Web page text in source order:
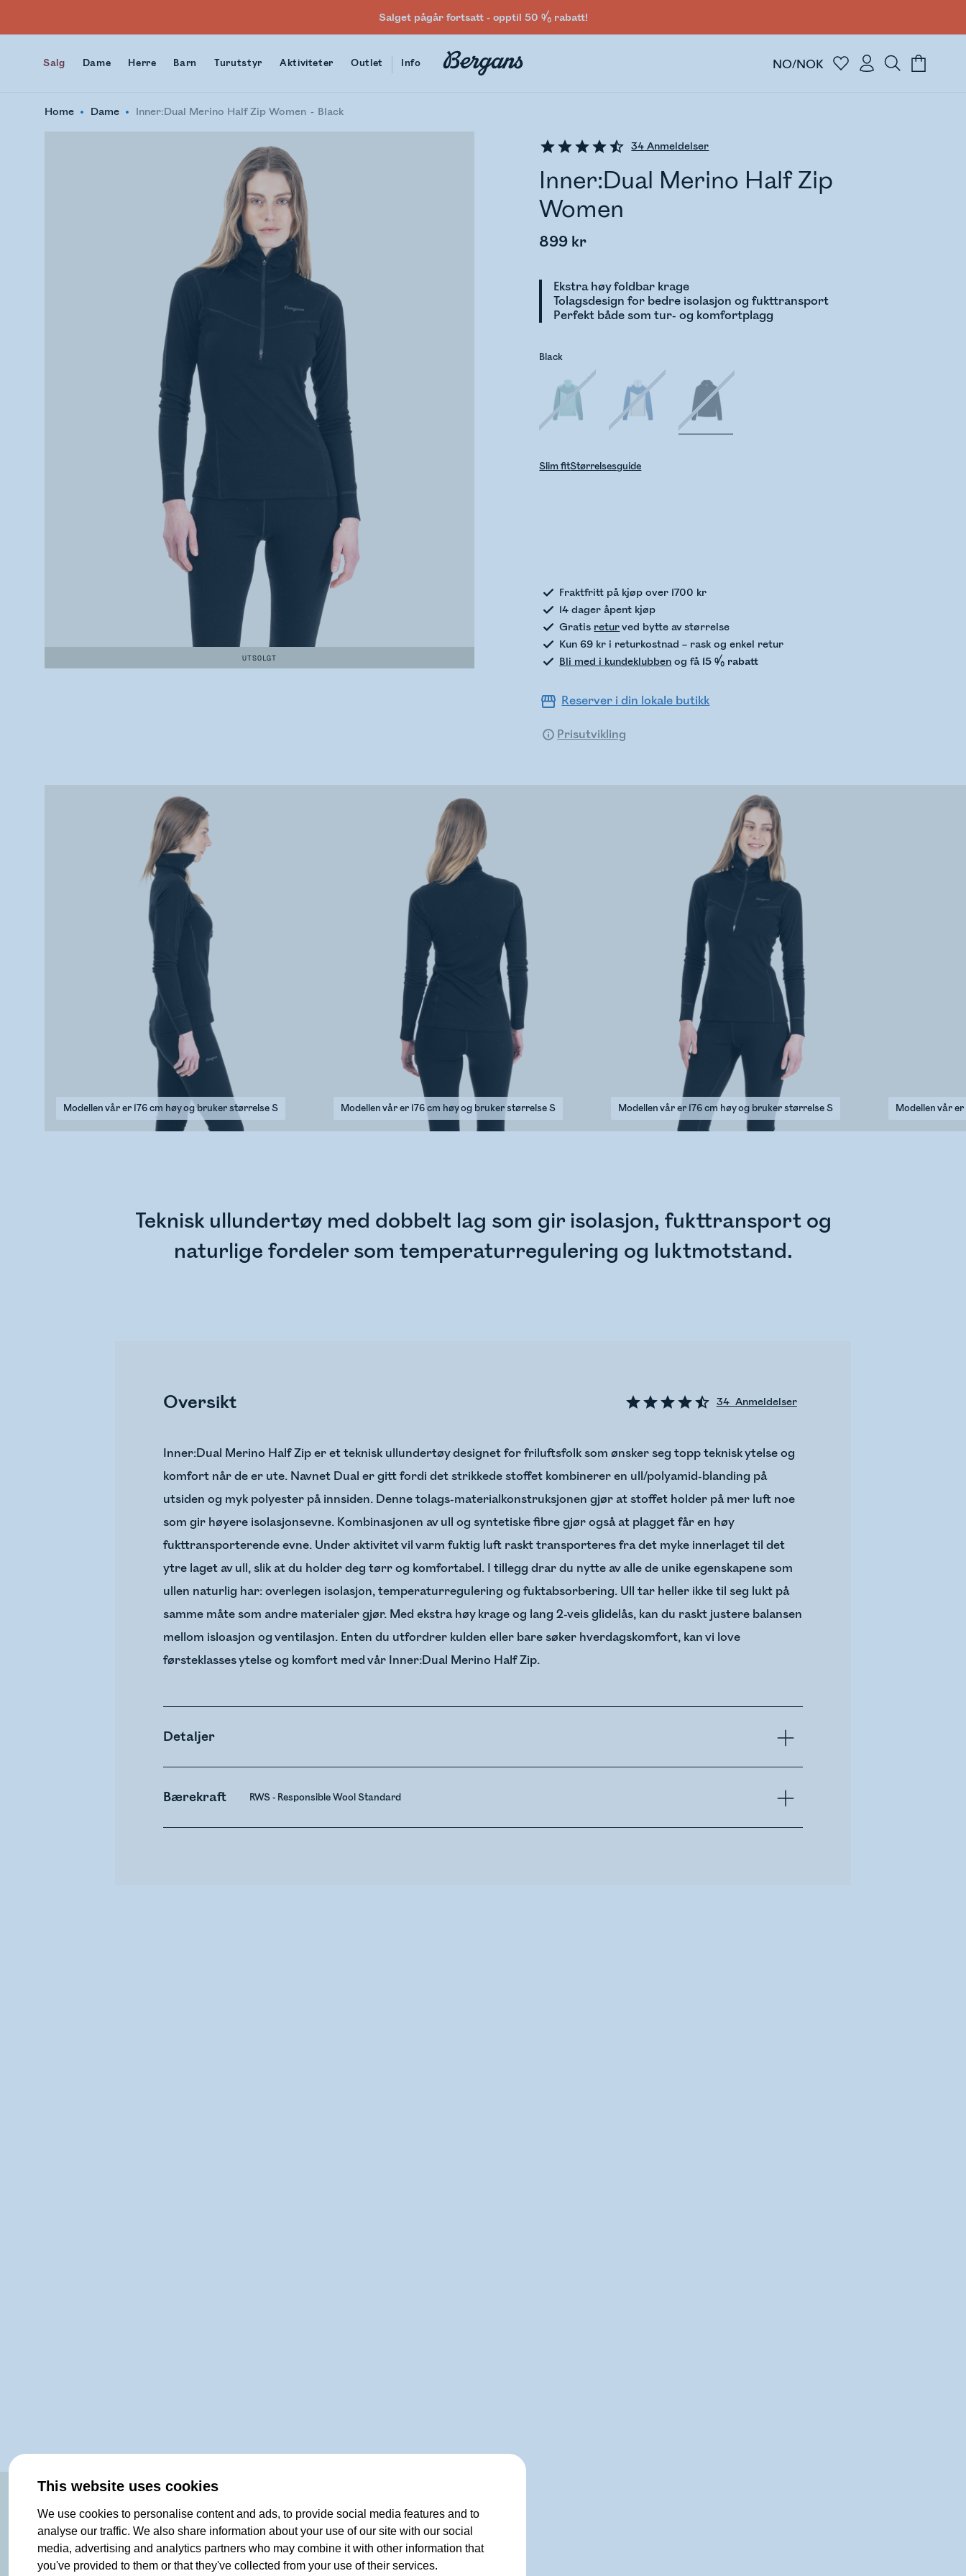
This website uses cookies
We use cookies to personalise content and ads, to provide social media features and to
analyse our traffic. We also share information about your use of our site with our social
media, advertising and analytics partners who may combine it with other information that
you've provided to them or that they've collected from your use of their services.
Salget pågår fortsatt - opptil 50 % rabatt!
Salg Dame Herre Barn Turutstyr Aktiviteter Outlet Info NO/NOK
Home Dame Inner:Dual Merino Half Zip Women Black
UTSOLGT
34 Anmeldelser
Inner:Dual Merino Half Zip
Women
899 kr
Ekstra høy foldbar krage
Tolagsdesign for bedre isolasjon og fukttransport
Perfekt både som tur- og komfortplagg
Black
Slim fitStørrelsesguide
Fraktfritt på kjøp over 1700 kr
14 dager åpent kjøp
Gratis returved bytte av størrelse
Kun 69 kr i returkostnad – rask og enkel retur
Bli med i kundeklubben og få 15 % rabatt
Reserver i din lokale butikk
Prisutvikling
Modellen vår er 176 cm høy og bruker størrelse S Modellen vår er 176 cm høy og bruker størrelse S Modellen vår er 176 cm høy og bruker størrelse S Modellen vår
Teknisk ullundertøy med dobbelt lag som gir isolasjon, fukttransport og
naturlige fordeler som temperaturregulering og luktmotstand.
Oversikt 34 Anmeldelser
Inner:Dual Merino Half Zip er et teknisk ullundertøy designet for friluftsfolk som ønsker seg topp teknisk ytelse og
komfort når de er ute. Navnet Dual er gitt fordi det strikkede stoffet kombinerer en ull/polyamid-blanding på
utsiden og myk polyester på innsiden. Denne tolags-materialkonstruksjonen gjør at stoffet holder på mer luft noe
som gir høyere isolasjonsevne. Kombinasjonen av ull og syntetiske fibre gjør også at plagget får en høy
fukttransporterende evne. Under aktivitet vil varm fuktig luft raskt transporteres fra det myke innerlaget til det
ytre laget av ull, slik at du holder deg tørr og komfortabel. I tillegg drar du nytte av alle de unike egenskapene som
ullen naturlig har: overlegen isolasjon, temperaturregulering og fuktabsorbering. Ull tar heller ikke til seg lukt på
samme måte som andre materialer gjør. Med ekstra høy krage og lang 2-veis glidelås, kan du raskt justere balansen
mellom isloasjon og ventilasjon. Enten du utfordrer kulden eller bare søker hverdagskomfort, kan vi love
førsteklasses ytelse og komfort med vår Inner:Dual Merino Half Zip.
Detaljer
Bærekraft RWS - Responsible Wool Standard